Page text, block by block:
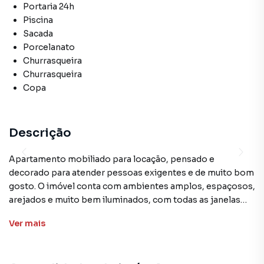
Portaria 24h
Piscina
Sacada
Porcelanato
Churrasqueira
Churrasqueira
Copa
Descrição
Apartamento mobiliado para locação, pensado e
decorado para atender pessoas exigentes e de muito bom
gosto. O imóvel conta com ambientes amplos, espaçosos,
arejados e muito bem iluminados, com todas as janelas
espaço para dois ambientes, está totalmente equipada e
Ver mais